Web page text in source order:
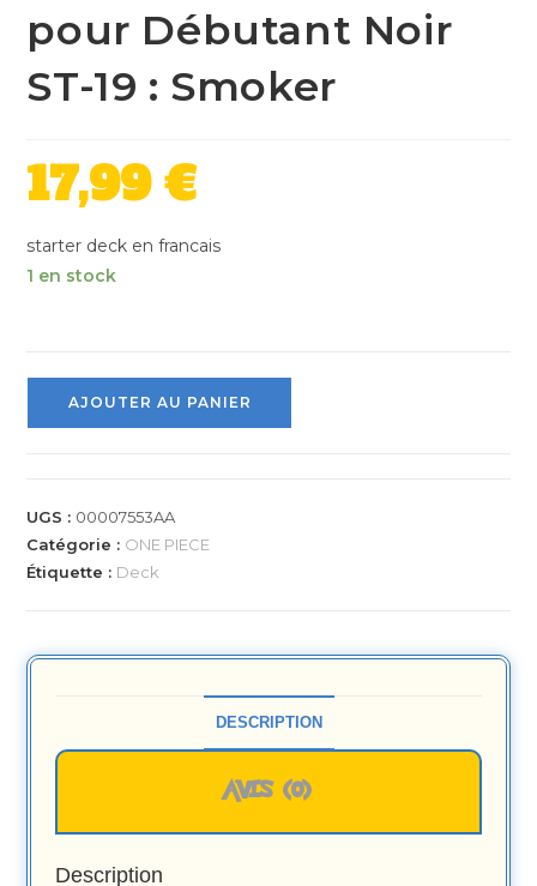
pour Débutant Noir
ST-19 : Smoker
17,99€
starter deck en francais
1 en stock
AJOUTER AU PANIER
UGS : 00007553AA
Catégorie : ONE PIECE
Étiquette : Deck
DESCRIPTION
AVIS (0)
Description